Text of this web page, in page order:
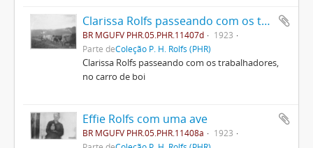
Clarissa Rolfs passeando com os trabalhadores, no carro de boi
BR MGUFV PHR.05.PHR.11407d
1923
Parte deColeção P. H. Rolfs (PHR)
Clarissa Rolfs passeando com os trabalhadores,
no carro de boi
Effie Rolfs com uma ave
BR MGUFV PHR.05.PHR.11408a
1923